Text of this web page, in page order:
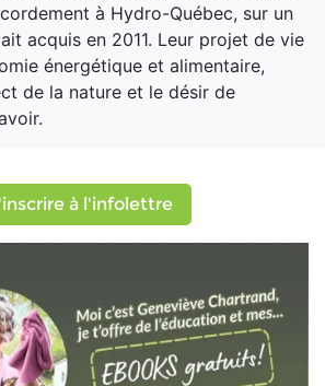
à Hydro-Québec, sur un
acquis en 2011. Leur projet de vie
énergétique et alimentaire,
de la nature et le désir de
à l'infolettre